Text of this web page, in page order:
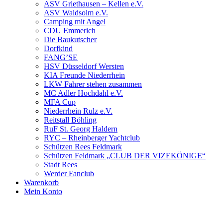
ASV Griethausen – Kellen e.V.
ASV Waldsolm e.V.
Camping mit Angel
CDU Emmerich
Die Baukutscher
Dorfkind
FANG’SE
HSV Düsseldorf Wersten
KIA Freunde Niederrhein
LKW Fahrer stehen zusammen
MC Adler Hochdahl e.V.
MFA Cup
Niederrhein Rulz e.V.
Reitstall Böhling
RuF St. Georg Haldern
RYC – Rheinberger Yachtclub
Schützen Rees Feldmark
Schützen Feldmark „CLUB DER VIZEKÖNIGE“
Stadt Rees
Werder Fanclub
Warenkorb
Mein Konto